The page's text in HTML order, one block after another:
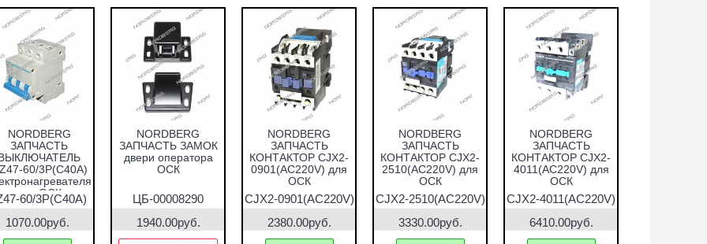
NORDBERG
ЗАПЧАСТЬ
60/3P(C40A)
для ОСК
60/3P(C40A)
1070.00руб.
NORDBERG
ЗАПЧАСТЬ ЗАМОК
двери оператора
ОСК
ЦБ-00008290
1940.00руб.
NORDBERG
ЗАПЧАСТЬ
КОНТАКТОР CJX2-
0901(AC220V) для
ОСК
CJX2-0901(AC220V)
2380.00руб.
NORDBERG
ЗАПЧАСТЬ
КОНТАКТОР CJX2-
2510(AC220V) для
ОСК
CJX2-2510(AC220V)
3330.00руб.
NORDBERG
ЗАПЧАСТЬ
КОНТАКТОР CJX2-
4011(AC220V) для
ОСК
CJX2-4011(AC220V)
6410.00руб.